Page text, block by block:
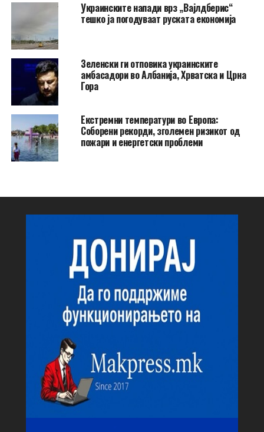
Украинските напади врз „Вајлдберис“
тешко ја погодуваат руската економија
Зеленски ги отповика украинските
амбасадори во Албанија, Хрватска и Црна
Гора
Екстремни температури во Европа:
Соборени рекорди, зголемен ризикот од
пожари и енергетски проблеми